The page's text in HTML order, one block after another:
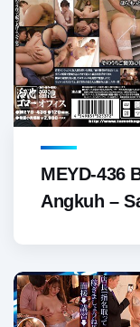
MEYD-436
Angkuh –